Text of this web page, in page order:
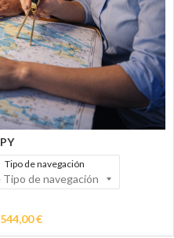
PY
Tipo de navegación
544,00€